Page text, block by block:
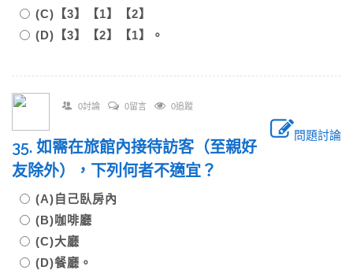
(C)【3】【1】【2】
(D)【3】【2】【1】。
0討論 0留言 0追蹤
問題討論
35. 如需在旅館內接待訪客（至親好
友除外），下列何者不適宜？
(A)自己臥房內
(B)咖啡廳
(C)大廳
(D)餐廳。